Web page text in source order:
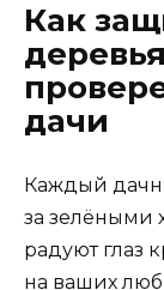
Как
дачи
Каждый
за зелёными
радуют глаз
на ваших